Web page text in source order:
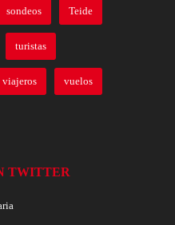
sondeos Teide
turistas
viajeros vuelos
TWITTER